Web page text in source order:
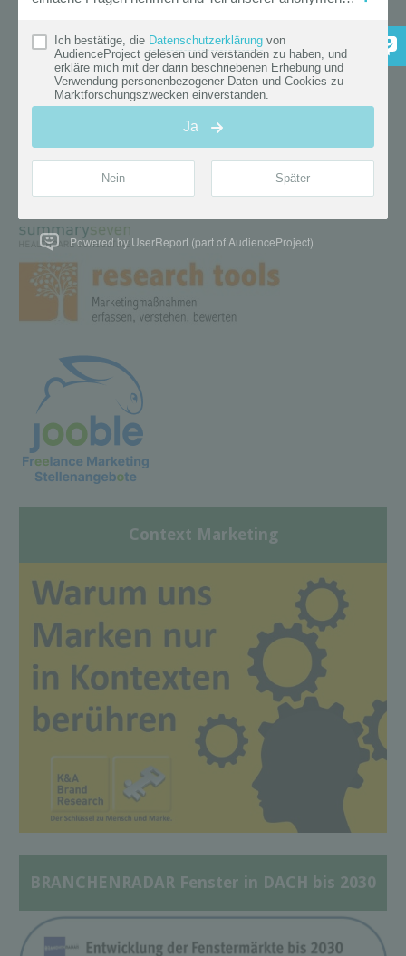
Context Marketing
BRANCHENRADAR Fenster in DACH bis 2030
Powered by UserReport (part of AudienceProject)